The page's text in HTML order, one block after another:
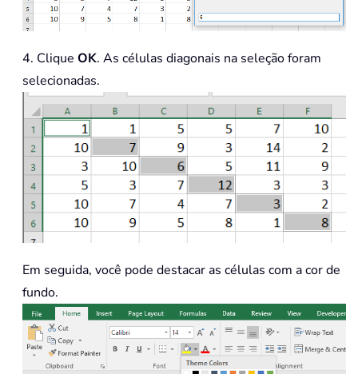
4. Clique OK. As células diagonais na seleção foram
selecionadas.
Em seguida, você pode destacar as células com a cor de
fundo.